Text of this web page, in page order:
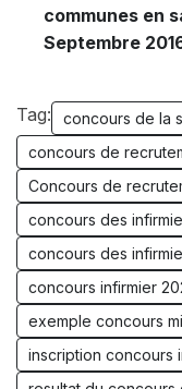
communes en
Septembre
Tag:
concours de la
concours de
Concours de
concours des
concours des
concours infirmier
exemple concours
inscription concours